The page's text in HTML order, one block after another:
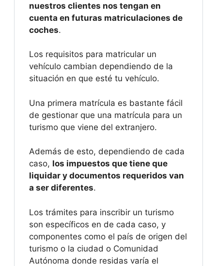
nuestros clientes nos tengan en
cuenta en futuras matriculaciones de
coches.
Los requisitos para matricular un
vehículo cambian dependiendo de la
situación en que esté tu vehículo.
Una primera matrícula es bastante fácil
de gestionar que una matrícula para un
turismo que viene del extranjero.
Además de esto, dependiendo de cada
caso, los impuestos que tiene que
liquidar y documentos requeridos van
a ser diferentes.
Los trámites para inscribir un turismo
son específicos en de cada caso, y
componentes como el país de origen del
turismo o la ciudad o Comunidad
Autónoma donde residas varía el